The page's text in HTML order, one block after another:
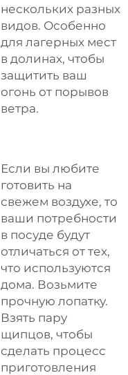
нескольких разных
видов. Особенно
для лагерных мест
в долинах, чтобы
защитить ваш
огонь от порывов
ветра.
Если вы любите
готовить на
свежем воздухе, то
ваши потребности
в посуде будут
отличаться от тех,
что используются
дома. Возьмите
прочную лопатку.
Взять пару
щипцов, чтобы
сделать процесс
приготовления